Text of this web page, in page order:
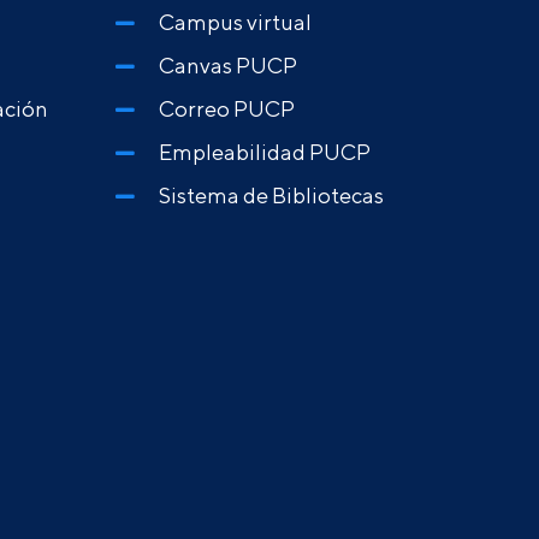
Campus virtual
Canvas PUCP
Correo PUCP
Empleabilidad PUCP
Sistema de Bibliotecas